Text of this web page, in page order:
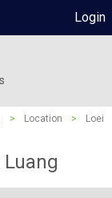
Login
> Location >
Loei